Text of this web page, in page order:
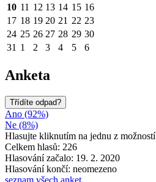
10 11 12 13 14 15 16
17 18 19 20 21 22 23
24 25 26 27 28 29 30
31 1 2 3 4 5 6
Anketa
Třídíte odpad?
Ano (92%)
Ne (8%)
Hlasujte kliknutím na jednu z možností
Celkem hlasů: 226
Hlasování začalo: 19. 2. 2020
Hlasování končí: neomezeno
seznam všech anket